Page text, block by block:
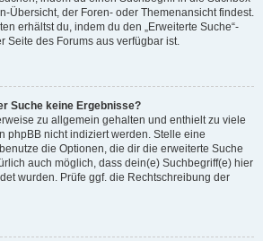
Übersicht, der Foren- oder Themenansicht findest.
erhältst du, indem du den „Erweiterte Suche“-
Seite des Forums aus verfügbar ist.
Suche keine Ergebnisse?
zu allgemein gehalten und enthielt zu viele
phpBB nicht indiziert werden. Stelle eine
die Optionen, die dir die erweiterte Suche
auch möglich, dass dein(e) Suchbegriff(e) hier
wurden. Prüfe ggf. die Rechtschreibung der